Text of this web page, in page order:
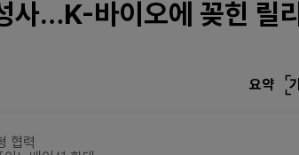
사…K-바이오에 꽂힌 릴리
요약
협력